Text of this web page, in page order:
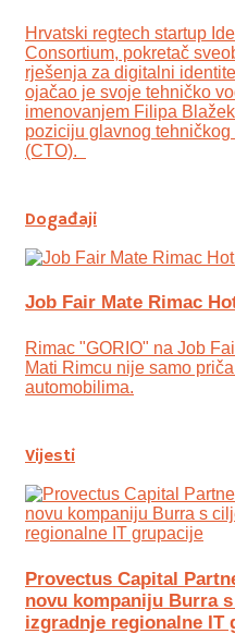
Hrvatski regtech startup
Consortium, pokretač
rješenja za digitalni
ojаčao je svoje tehničko
imenovanjem Filipa
poziciju glavnog tehničkog
(CTO).
Događaji
Job Fair Mate Rimac
Rimac "GORIO" na Job
Mati Rimcu nije samo
automobilima.
Vijesti
Provectus Capital
novu kompaniju Burra
izgradnje regionalne IT